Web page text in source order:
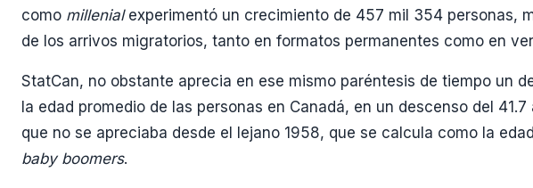
como millenialexperimentó un crecimiento de 457 mil 354 personas,
de los arrivos migratorios, tanto en formatos permanentes como en
StatCan, no obstante aprecia en ese mismo paréntesis de tiempo un
la edad promedio de las personas en Canadá, en un descenso del
que no se apreciaba desde el lejano 1958, que se calcula como la
baby boomers.